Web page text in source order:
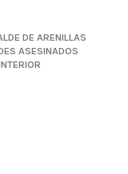
DE ARENILLAS
ASESINADOS